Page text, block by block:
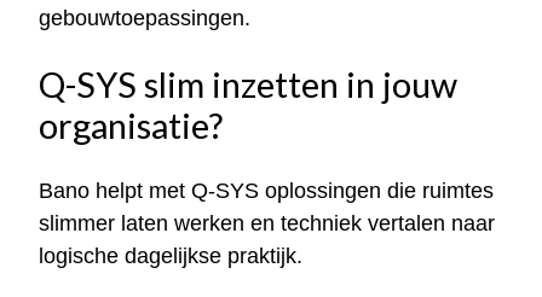
gebouwtoepassingen.
Q-SYS slim inzetten in jouw
organisatie?
Bano helpt met Q-SYS oplossingen die ruimtes
slimmer laten werken en techniek vertalen naar
logische dagelijkse praktijk.